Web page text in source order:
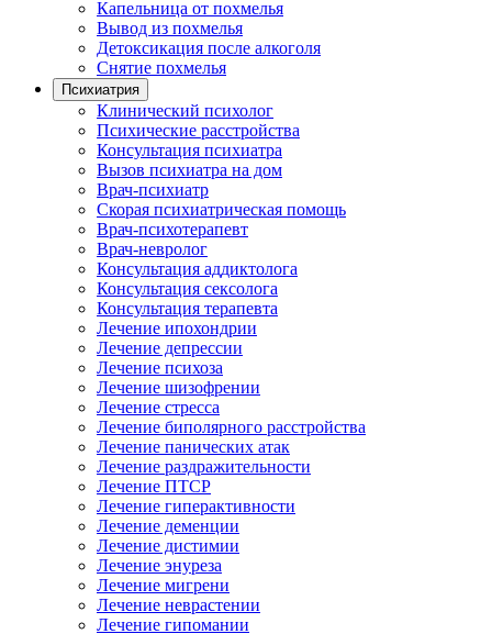
Капельница от похмелья
Вывод из похмелья
Детоксикация после алкоголя
Снятие похмелья
Психиатрия
Клинический психолог
Психические расстройства
Консультация психиатра
Вызов психиатра на дом
Врач-психиатр
Скорая психиатрическая помощь
Врач-психотерапевт
Врач-невролог
Консультация аддиктолога
Консультация сексолога
Консультация терапевта
Лечение ипохондрии
Лечение депрессии
Лечение психоза
Лечение шизофрении
Лечение стресса
Лечение биполярного расстройства
Лечение панических атак
Лечение раздражительности
Лечение ПТСР
Лечение гиперактивности
Лечение деменции
Лечение дистимии
Лечение энуреза
Лечение мигрени
Лечение неврастении
Лечение гипомании